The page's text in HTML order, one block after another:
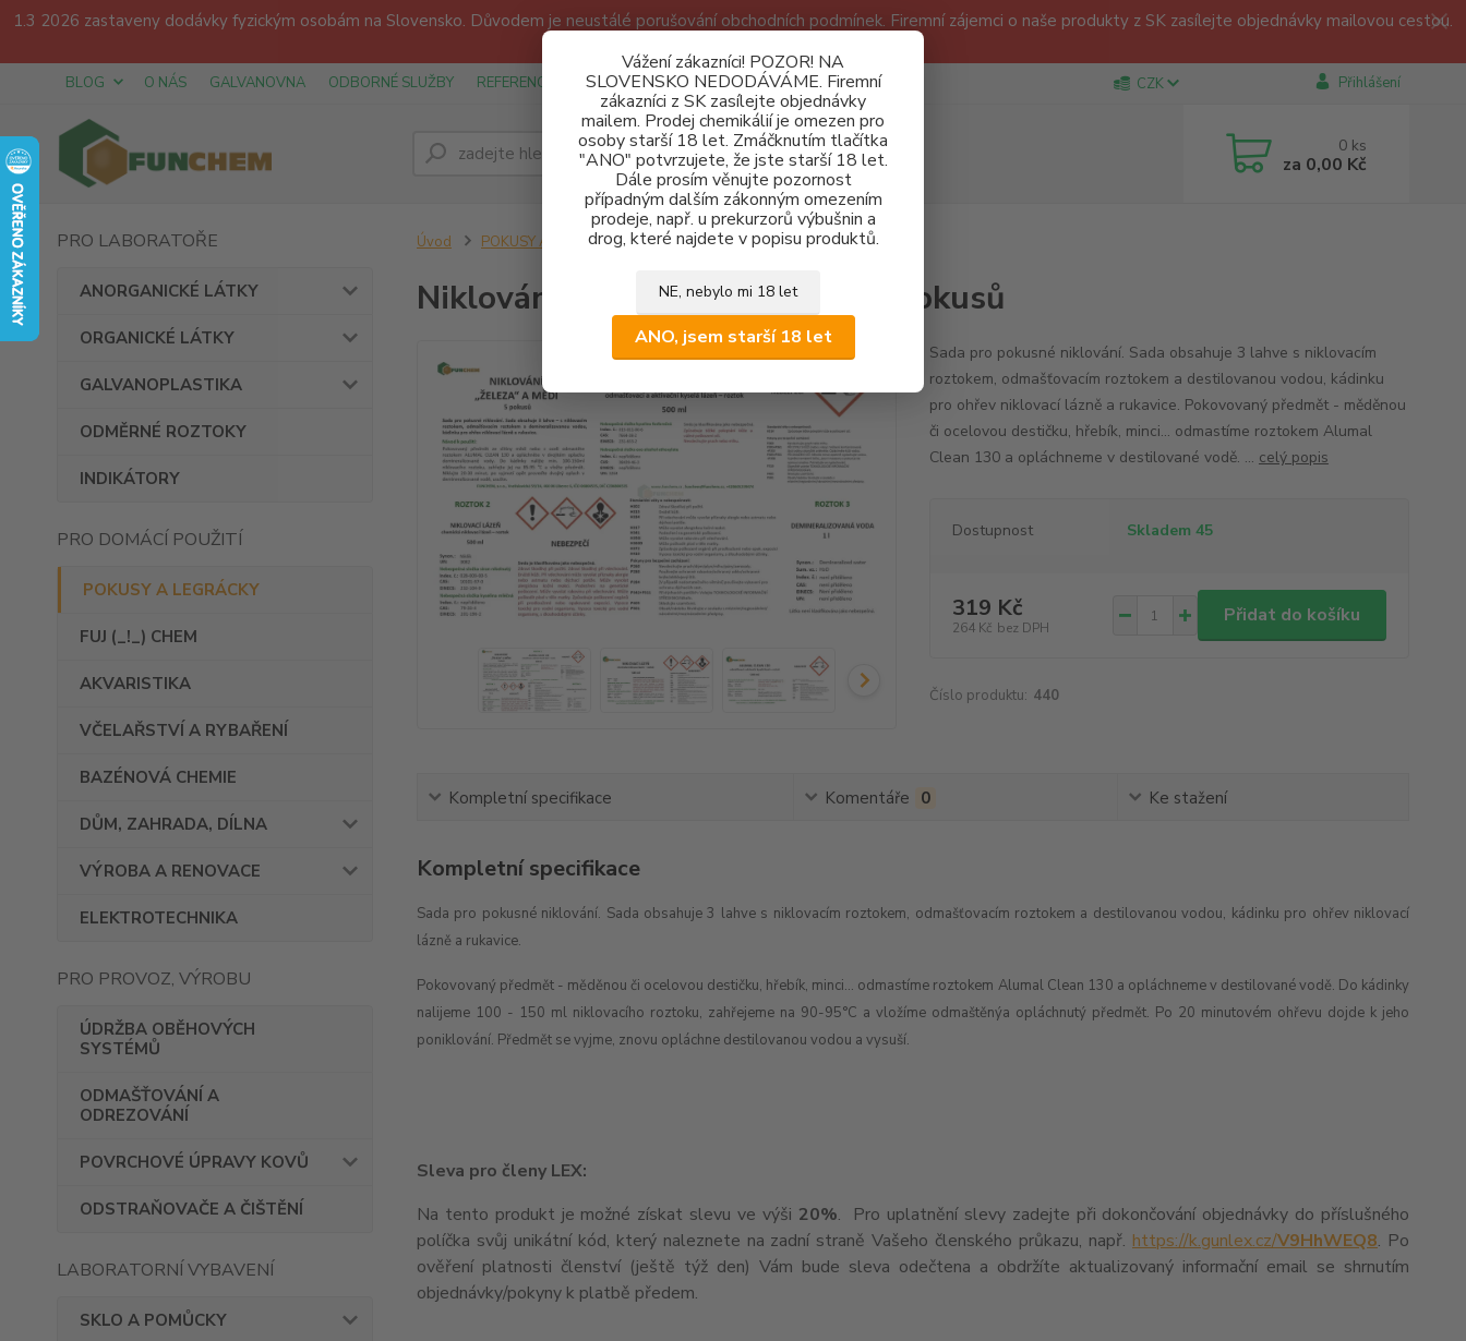
1.3 2026 zastaveny dodávky fyzickým osobám na Slovensko. Důvodem je neustálé porušování obchodních podmínek. Firemní zájemci o naše produkty z SK zasílejte objednávky mailovou cestou.
Vážení zákazníci! POZOR! NA
SLOVENSKO NEDODÁVÁME. Firemní
zákazníci z SK zasílejte objednávky
mailem. Prodej chemikálií je omezen pro
osoby starší 18 let. Zmáčknutím tlačítka
"ANO" potvrzujete, že jste starší 18 let.
Dále prosím věnujte pozornost
případným dalším zákonným omezením
prodeje, např. u prekurzorů výbušnin a
drog, které najdete v popisu produktů.
NE, nebylo mi 18 let
ANO, jsem starší 18 let
BLOG O NÁS GALVANOVNA ODBORNÉ SLUŽBY REFERENCE SPONZUREJEME OBCHODNÍ PODMÍNKY A GDPR CZK Přihlášení
Hledat 0 ks
za 0,00 Kč
PRO LABORATOŘE
ANORGANICKÉ LÁTKY
ORGANICKÉ LÁTKY
GALVANOPLASTIKA
ODMĚRNÉ ROZTOKY
INDIKÁTORY
PRO DOMÁCÍ POUŽITÍ
POKUSY A LEGRÁCKY
FUJ (_!_) CHEM
AKVARISTIKA
VČELAŘSTVÍ A RYBAŘENÍ
BAZÉNOVÁ CHEMIE
DŮM, ZAHRADA, DÍLNA
VÝROBA A RENOVACE
ELEKTROTECHNIKA
PRO PROVOZ, VÝROBU
ÚDRŽBA OBĚHOVÝCH
SYSTÉMŮ
ODMAŠŤOVÁNÍ A
ODREZOVÁNÍ
POVRCHOVÉ ÚPRAVY KOVŮ
ODSTRAŇOVAČE A ČIŠTĚNÍ
LABORATORNÍ VYBAVENÍ
SKLO A POMŮCKY
Úvod POKUSY A LEGRÁCKY Niklování "železa" a mědi cca 5 pokusů
Niklování "železa" a mědi cca 5 pokusů
Sada pro pokusné niklování. Sada obsahuje 3 lahve s niklovacím
roztokem, odmašťovacím roztokem a destilovanou vodou, kádinku
pro ohřev niklovací lázně a rukavice. Pokovovaný předmět - měděnou
či ocelovou destičku, hřebík, minci... odmastíme roztokem Alumal
Clean 130 a opláchneme v destilované vodě. ... celý popis
Dostupnost Skladem 45
319 Kč
264 Kč bez DPH
Přidat do košíku
Číslo produktu: 440
Kompletní specifikace Komentáře 0 Ke stažení
Kompletní specifikace
Sada pro pokusné niklování. Sada obsahuje 3 lahve s niklovacím roztokem, odmašťovacím roztokem a destilovanou vodou, kádinku pro ohřev niklovací
lázně a rukavice.
Pokovovaný předmět - měděnou či ocelovou destičku, hřebík, minci... odmastíme roztokem Alumal Clean 130 a opláchneme v destilované vodě. Do kádinky
nalijeme 100 - 150 ml niklovacího roztoku, zahřejeme na 90-95°C a vložíme odmaštěnýa opláchnutý předmět. Po 20 minutovém ohřevu dojde k jeho
poniklování. Předmět se vyjme, znovu opláchne destilovanou vodou a vysuší.
Sleva pro členy LEX:
Na tento produkt je možné získat slevu ve výši 20%. Pro uplatnění slevy zadejte při dokončování objednávky do příslušného
políčka svůj unikátní kód, který naleznete na zadní straně Vašeho členského průkazu, např. https://k.gunlex.cz/V9HhWEQ8. Po
ověření platnosti členství (ještě týž den) Vám bude sleva odečtena a obdržíte aktualizovaný informační email se shrnutím
objednávky/pokyny k platbě předem.